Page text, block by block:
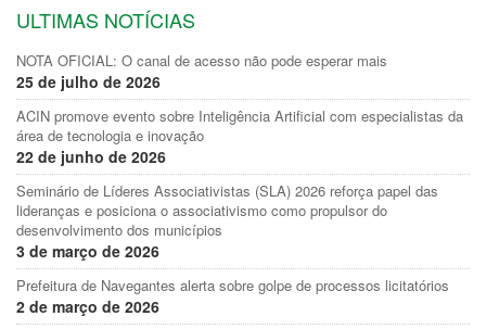
ULTIMAS NOTÍCIAS
NOTA OFICIAL: O canal de acesso não pode esperar mais
25 de julho de 2026
ACIN promove evento sobre Inteligência Artificial com especialistas da
área de tecnologia e inovação
22 de junho de 2026
Seminário de Líderes Associativistas (SLA) 2026 reforça papel das
lideranças e posiciona o associativismo como propulsor do
desenvolvimento dos municípios
3 de março de 2026
Prefeitura de Navegantes alerta sobre golpe de processos licitatórios
2 de março de 2026